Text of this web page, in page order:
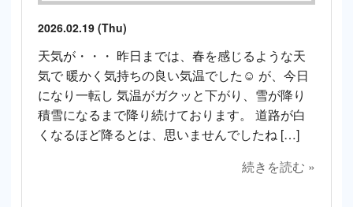
2026.02.19 (Thu)
天気が・・・ 昨日までは、春を感じるような天
気で 暖かく気持ちの良い気温でした☺️ が、今日
になり一転し 気温がガクッと下がり、雪が降り
積雪になるまで降り続けております。 道路が白
くなるほど降るとは、思いませんでしたね […]
続きを読む »